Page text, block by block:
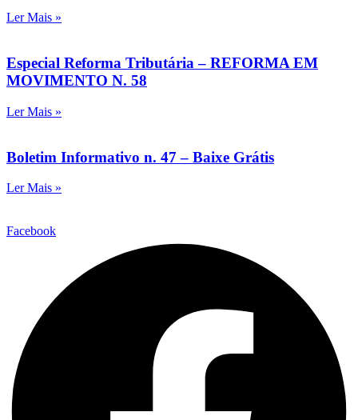
Ler Mais »
Especial Reforma Tributária – REFORMA EM
MOVIMENTO N. 58
Ler Mais »
Boletim Informativo n. 47 – Baixe Grátis
Ler Mais »
Facebook